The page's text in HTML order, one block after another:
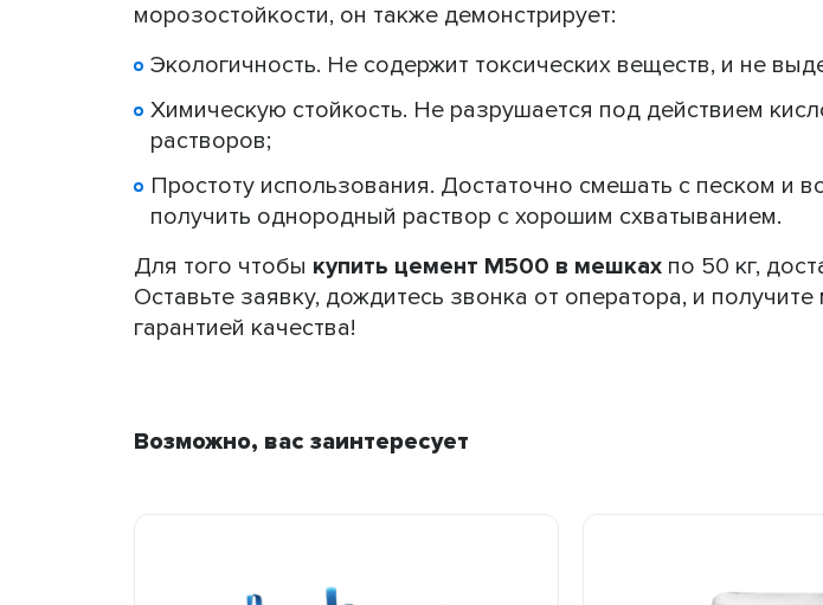
морозостойкости, он также демонстрирует:
Экологичность. Не содержит токсических веществ, и не
Химическую стойкость. Не разрушается под действием
растворов;
Простоту использования. Достаточно смешать с песком и
получить однородный раствор с хорошим схватыванием.
Для того чтобы купить цемент М500 в мешках по 50 кг,
Оставьте заявку, дождитесь звонка от оператора, и
гарантией качества!
Возможно, вас заинтересует